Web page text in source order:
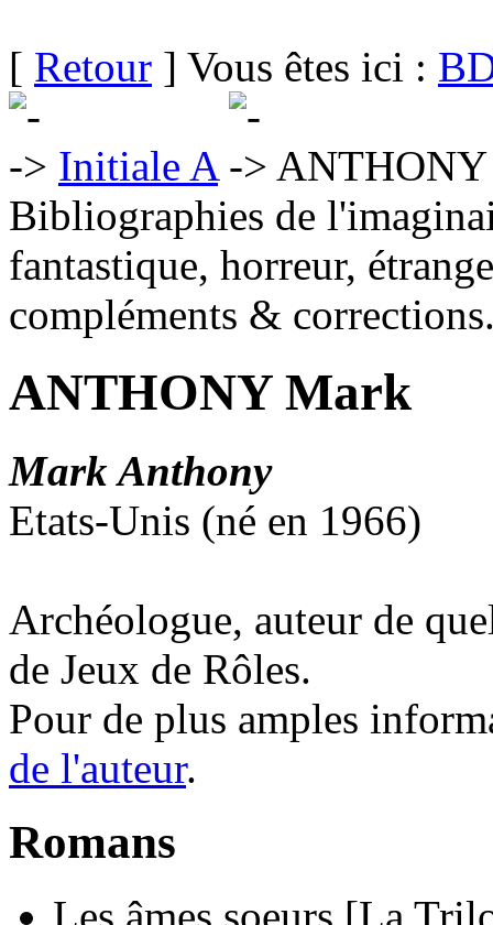
[ Retour ] Vous êtes ici :
Initiale A
Bibliographies de
fantastique, horreur,
compléments &
ANTHONY Mark
Mark Anthony
Etats-Unis (né en 1966)
Archéologue, auteur de
de Jeux de Rôles.
Pour de plus amples
de l'auteur.
Romans
Les âmes soeurs [La